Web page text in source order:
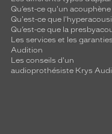
Qu’est-ce qu'un
Qu'est-ce que
Qu’est-ce que la
Les services et les
Audition
Les conseils d'un
audioprothésiste Krys